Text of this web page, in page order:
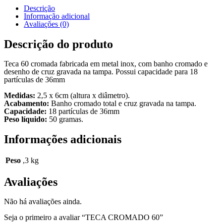
Descrição
Informação adicional
Avaliações (0)
Descrição do produto
Teca 60 cromada fabricada em metal inox, com banho cromado e
desenho de cruz gravada na tampa. Possui capacidade para 18
partículas de 36mm
Medidas: 2,5 x 6cm (altura x diâmetro).
Acabamento: Banho cromado total e cruz gravada na tampa.
Capacidade: 18 partículas de 36mm
Peso líquido: 50 gramas.
Informações adicionais
Peso ,3 kg
Avaliações
Não há avaliações ainda.
Seja o primeiro a avaliar “TECA CROMADO 60”